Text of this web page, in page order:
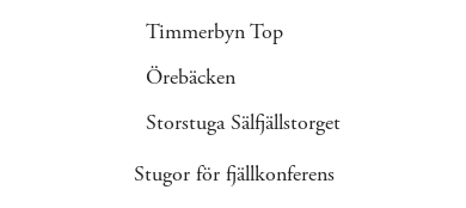
Timmerbyn Top
Örebäcken
Storstuga Sälfjällstorget
Stugor för fjällkonferens